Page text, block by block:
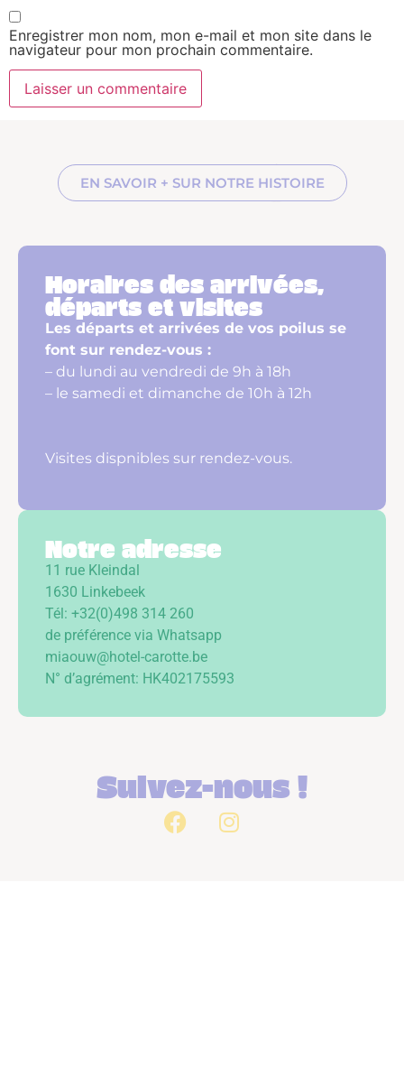
Enregistrer mon nom, mon e-mail et mon site dans le
navigateur pour mon prochain commentaire.
EN SAVOIR + SUR NOTRE HISTOIRE
Horaires des arrivées,
départs et visites
Les départs et arrivées de vos poilus se
font sur rendez-vous :
– du lundi au vendredi de 9h à 18h
– le samedi et dimanche de 10h à 12h
Visites dispnibles sur rendez-vous.
Notre adresse
11 rue Kleindal
1630 Linkebeek
Tél: +32(0)498 314 260
de préférence via Whatsapp
miaouw@hotel-carotte.be
N° d’agrément: HK402175593
Suivez-nous !